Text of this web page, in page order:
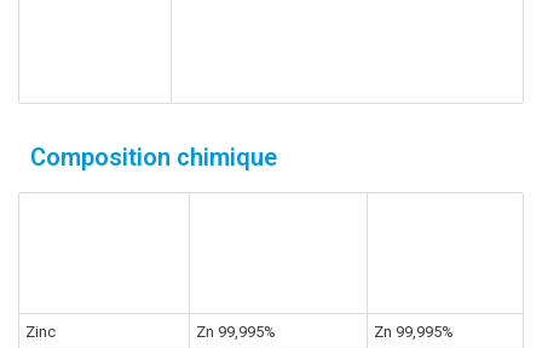
Composition chimique
Zinc Zn 99,995%
Zn 99,995%